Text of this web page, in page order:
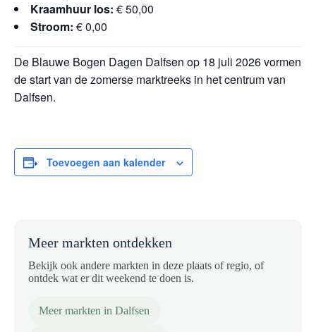
Kraamhuur los: € 50,00
Stroom: € 0,00
De Blauwe Bogen Dagen Dalfsen op 18 juli 2026 vormen
de start van de zomerse marktreeks in het centrum van
Dalfsen.
Toevoegen aan kalender
Meer markten ontdekken
Bekijk ook andere markten in deze plaats of regio, of
ontdek wat er dit weekend te doen is.
Meer markten in Dalfsen